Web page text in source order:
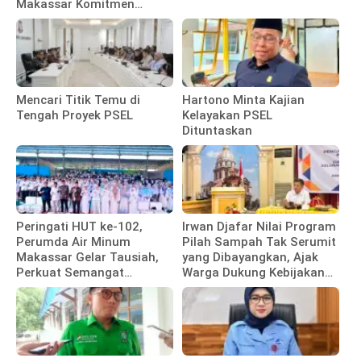
Makassar Komitmen
Bangun Fasilitas
Mencari Titik Temu di
Tengah Proyek PSEL
Hartono Minta Kajian
Kelayakan PSEL
Dituntaskan
Peringati HUT ke-102,
Perumda Air Minum
Makassar Gelar Tausiah,
Perkuat Semangat
Pengabdian Pegawai
Irwan Djafar Nilai Program
Pilah Sampah Tak Serumit
yang Dibayangkan, Ajak
Warga Dukung Kebijakan
Pemkot